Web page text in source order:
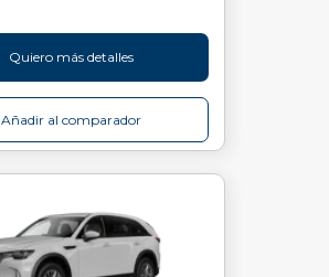
Quiero más detalles
Añadir al comparador